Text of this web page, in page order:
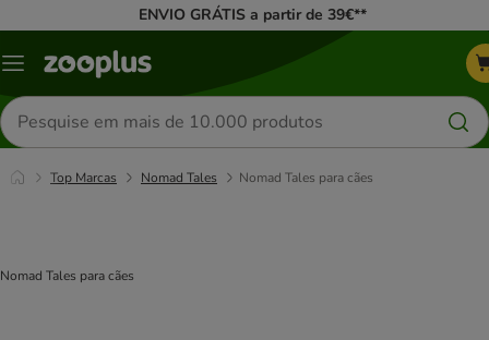
ENVIO GRÁTIS a partir de 39€**
Menu
Pesquisar
produtos
Top Marcas Nomad Tales Nomad Tales para cães
Nomad Tales para cães